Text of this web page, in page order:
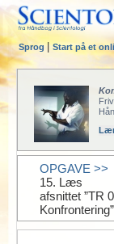
Sprog| Start på et
OPGAVE >>
15. Læs
afsnittet ”TR 0